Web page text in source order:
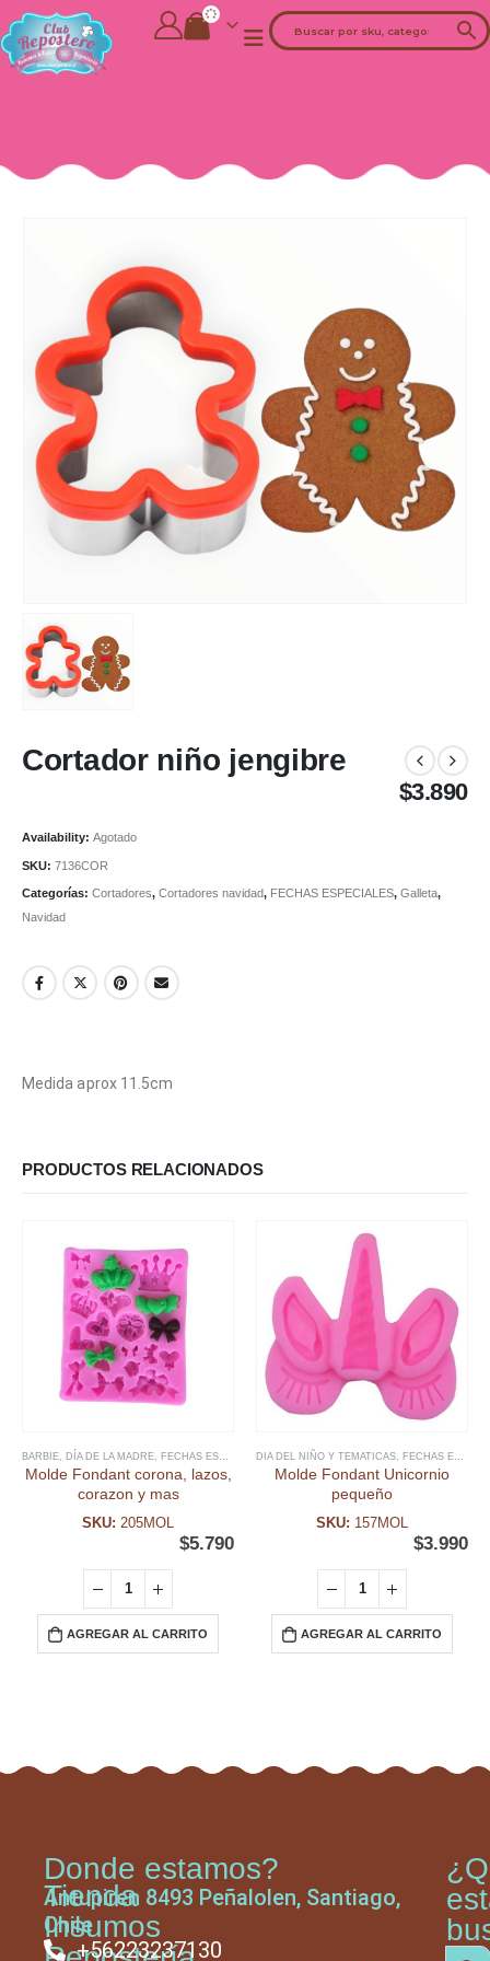
Cortador niño jengibre
$3.890
Availability: Agotado
SKU: 7136COR
Categorías: Cortadores, Cortadores navidad, FECHAS ESPECIALES, Galleta,
Navidad
Medida aprox 11.5cm
PRODUCTOS RELACIONADOS
BARBIE DÍA DE LA MADRE FECHAS ESPECIALES , FONDANT,MOLDE FONDANT,MOLDES
Molde Fondant corona, lazos,
corazon y mas
SKU: 205MOL
$5.790
AGREGAR AL CARRITO
DIA DEL NIÑO Y TEMATICAS FECHAS ESPECIALES
Molde Fondant Unicornio
pequeño
SKU: 157MOL
$3.990
AGREGAR AL CARRITO
Tienda
Insumos
Donde estamos?
Antupiren 8493 Peñalolen, Santiago,
Chile
+56223237130